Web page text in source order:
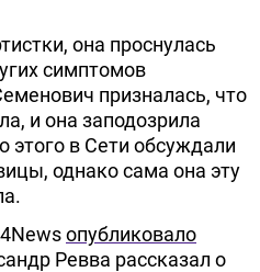
она проснулась
симптомов
призналась, что
и она заподозрила
в Сети обсуждали
однако сама она эту
опубликовало
Ревва рассказал о